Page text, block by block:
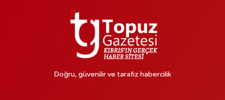
Doğru, güvenilir ve tarafız habercilik